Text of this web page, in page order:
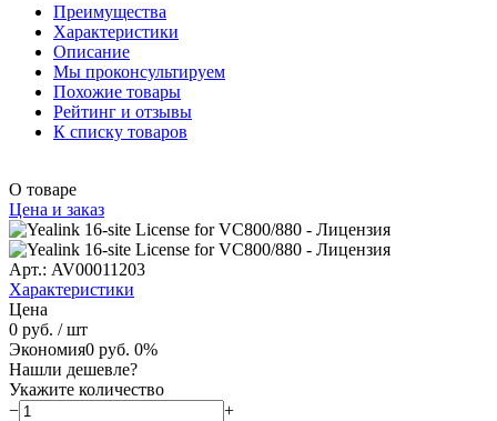
Преимущества
Характеристики
Описание
Мы проконсультируем
Похожие товары
Рейтинг и отзывы
К списку товаров
О товаре
Цена и заказ
Арт.: AV00011203
Характеристики
Цена
0 руб. / шт
Экономия0 руб. 0%
Нашли дешевле?
Укажите количество
−
+